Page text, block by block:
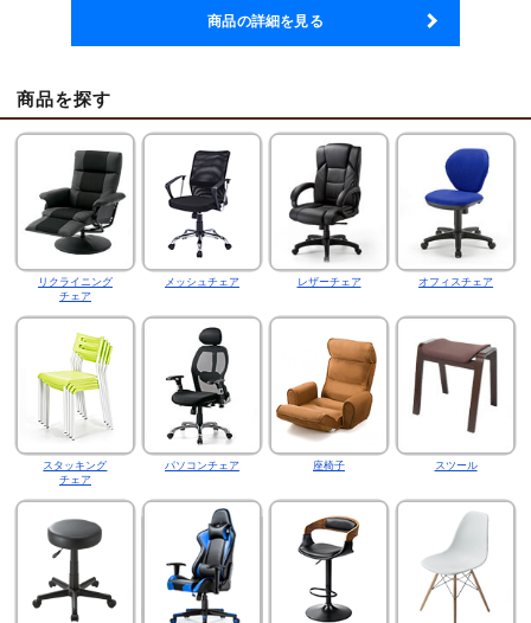
商品の詳細を見る
商品を探す
リクライニング
チェア
メッシュチェア レザーチェア オフィスチェア
スタッキング
チェア
パソコンチェア 座椅子 スツール